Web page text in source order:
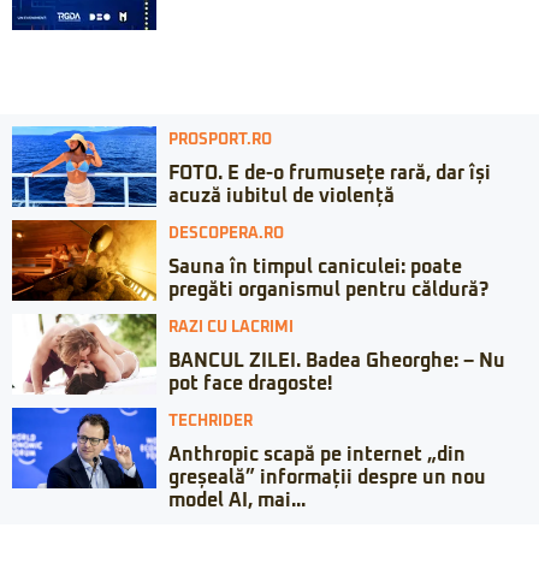
PROSPORT.RO
FOTO. E de-o frumusețe rară, dar își
acuză iubitul de violență
DESCOPERA.RO
Sauna în timpul caniculei: poate
pregăti organismul pentru căldură?
RAZI CU LACRIMI
BANCUL ZILEI. Badea Gheorghe: – Nu
pot face dragoste!
TECHRIDER
Anthropic scapă pe internet „din
greșeală” informații despre un nou
model AI, mai...